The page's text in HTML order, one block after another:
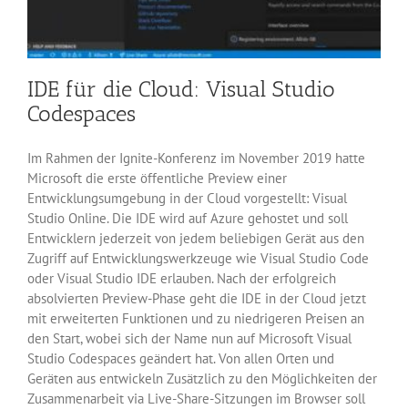
IDE für die Cloud: Visual Studio
Codespaces
Im Rahmen der Ignite-Konferenz im November 2019 hatte
Microsoft die erste öffentliche Preview einer
Entwicklungsumgebung in der Cloud vorgestellt: Visual
Studio Online. Die IDE wird auf Azure gehostet und soll
Entwicklern jederzeit von jedem beliebigen Gerät aus den
Zugriff auf Entwicklungswerkzeuge wie Visual Studio Code
oder Visual Studio IDE erlauben. Nach der erfolgreich
absolvierten Preview-Phase geht die IDE in der Cloud jetzt
mit erweiterten Funktionen und zu niedrigeren Preisen an
den Start, wobei sich der Name nun auf Microsoft Visual
Studio Codespaces geändert hat. Von allen Orten und
Geräten aus entwickeln Zusätzlich zu den Möglichkeiten der
Zusammenarbeit via Live-Share-Sitzungen im Browser soll